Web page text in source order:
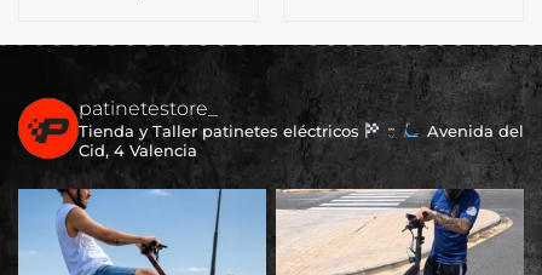
patinetestore_
Tienda y Taller patinetes eléctricos
Avenida del
Cid, 4 Valencia